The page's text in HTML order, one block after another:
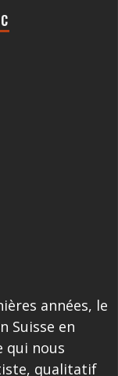
années, le
Suisse en
qui nous
qualitatif